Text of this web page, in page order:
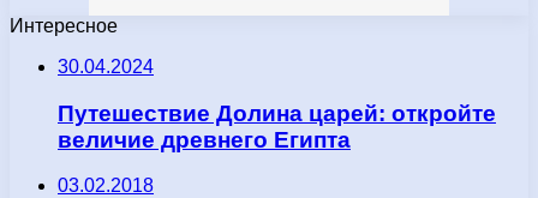
Интересное
30.04.2024
Путешествие Долина царей: откройте
величие древнего Египта
03.02.2018